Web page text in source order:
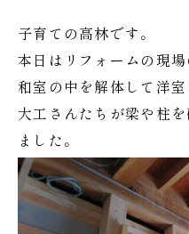
子育ての高林です。
本日はリフォームの現場
和室の中を解体して洋
大工さんたちが梁や柱
ました。